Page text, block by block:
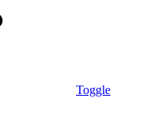
Toggle